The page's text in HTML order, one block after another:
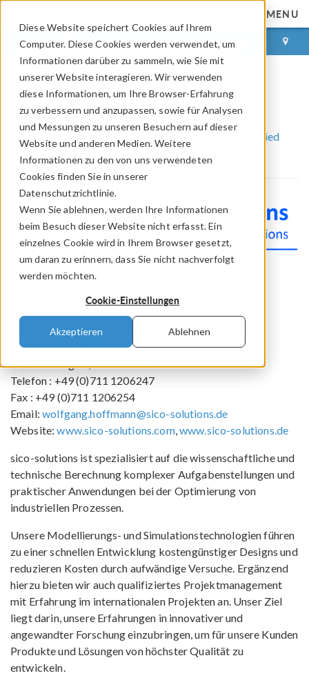
Diese Website speichert Cookies auf Ihrem
Computer. Diese Cookies werden verwendet, um
Informationen darüber zu sammeln, wie Sie mit
unserer Website interagieren. Wir verwenden
diese Informationen, um Ihre Browser-Erfahrung
zu verbessern und anzupassen, sowie für Analysen
und Messungen zu unseren Besuchern auf dieser
Website und anderen Medien. Weitere
Informationen zu den von uns verwendeten
Cookies finden Sie in unserer
Datenschutzrichtlinie.
Wenn Sie ablehnen, werden Ihre Informationen
beim Besuch dieser Website nicht erfasst. Ein
einzelnes Cookie wird in Ihrem Browser gesetzt,
um daran zu erinnern, dass Sie nicht nachverfolgt
werden möchten.
Cookie-Einstellungen
Akzeptieren Ablehnen
MENU
ANMELDEN KONTAKT
sico-solutions
COMSOL Partner und Certified Consultants
Certified
Anschrift & Kontaktinformationen
Scientific and Technical Solutions
Lehenstrasse 30
70180 Stuttgart, Deutschland
Telefon : +49 (0)711 1206247
Fax : +49 (0)711 1206254
Email:wolfgang.hoffmann@sico-solutions.de
Website:www.sico-solutions.com,www.sico-solutions.de
sico-solutions ist spezialisiert auf die wissenschaftliche und
technische Berechnung komplexer Aufgabenstellungen und
praktischer Anwendungen bei der Optimierung von
industriellen Prozessen.
Unsere Modellierungs- und Simulationstechnologien führen
zu einer schnellen Entwicklung kostengünstiger Designs und
reduzieren Kosten durch aufwändige Versuche. Ergänzend
hierzu bieten wir auch qualifiziertes Projektmanagement
mit Erfahrung im internationalen Projekten an. Unser Ziel
liegt darin, unsere Erfahrungen in innovativer und
angewandter Forschung einzubringen, um für unsere Kunden
Produkte und Lösungen von höchster Qualität zu
entwickeln.